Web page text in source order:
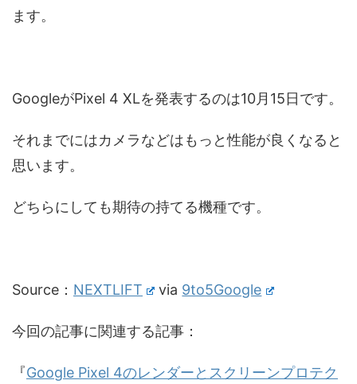
ます。
GoogleがPixel 4 XLを発表するのは10月15日です。
それまでにはカメラなどはもっと性能が良くなると
思います。
どちらにしても期待の持てる機種です。
Source： NEXTLIFT via 9to5Google
今回の記事に関連する記事：
『Google Pixel 4のレンダーとスクリーンプロテク